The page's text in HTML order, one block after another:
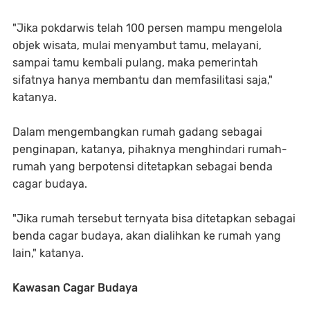
"Jika pokdarwis telah 100 persen mampu mengelola
objek wisata, mulai menyambut tamu, melayani,
sampai tamu kembali pulang, maka pemerintah
sifatnya hanya membantu dan memfasilitasi saja,"
katanya.
Dalam mengembangkan rumah gadang sebagai
penginapan, katanya, pihaknya menghindari rumah-
rumah yang berpotensi ditetapkan sebagai benda
cagar budaya.
"Jika rumah tersebut ternyata bisa ditetapkan sebagai
benda cagar budaya, akan dialihkan ke rumah yang
lain," katanya.
Kawasan Cagar Budaya